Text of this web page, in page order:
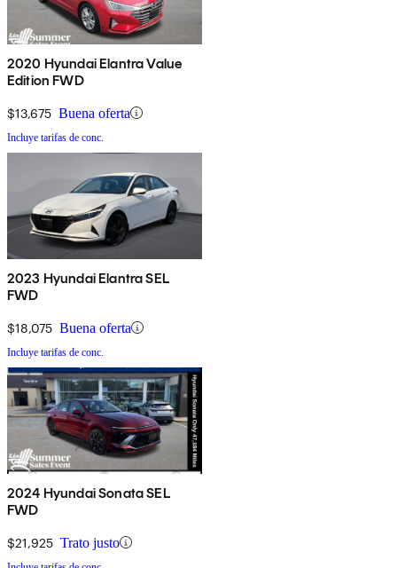
2020 Hyundai Elantra Value
Edition FWD
$13,675 Buena oferta
Incluye tarifas de conc.
2023 Hyundai Elantra SEL
FWD
$18,075 Buena oferta
Incluye tarifas de conc.
2024 Hyundai Sonata SEL
FWD
$21,925 Trato justo